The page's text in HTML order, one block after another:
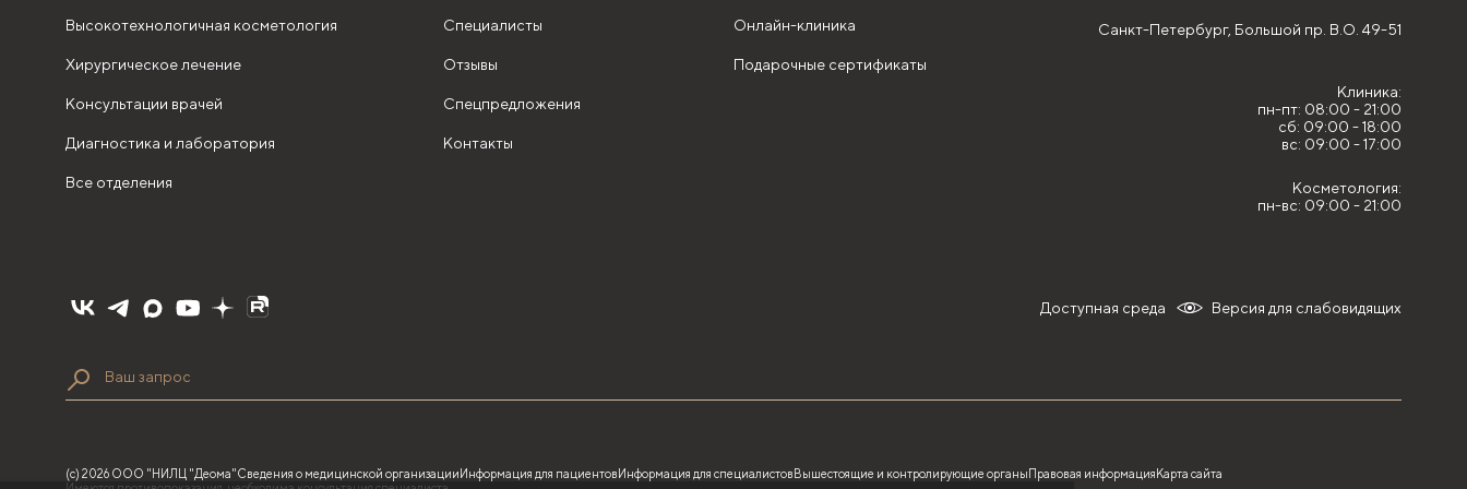
Высокотехнологичная косметология
Хирургическое лечение
Консультации врачей
Диагностика и лаборатория
Все отделения
Специалисты
Отзывы
Спецпредложения
Контакты
Онлайн-клиника
Подарочные сертификаты
Санкт-Петербург, Большой пр. В.О. 49-51
Клиника:
пн-пт: 08:00 - 21:00
сб: 09:00 - 18:00
вс: 09:00 - 17:00
Косметология:
пн-вс: 09:00 - 21:00
Версия для слабовидящих
Доступная среда
(с) 2026 ООО "НИЛЦ "Деома"Сведения о медицинской организацииИнформация для пациентовИнформация для специалистовВышестоящие и контролирующие органыПравовая информацияКарта сайта